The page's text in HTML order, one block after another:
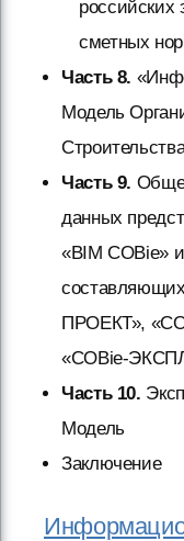
российских
сметных
Часть 8.
Модель
Часть 9.
данных
«BIM COBie»
ПРОЕКТ»,
«COBie-
Часть 10.
Модель
Заключение